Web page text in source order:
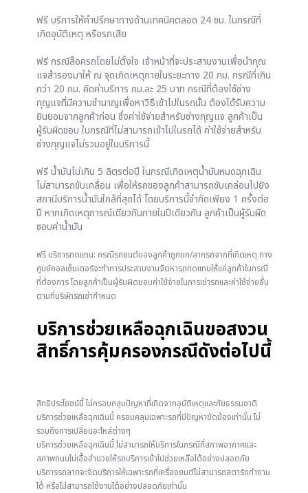
ฟรี บริการให้คำปรึกษาทางด้านเทคนิคตลอด 24 ชม. ในกรณีที่
เกิดอุบัติเหตุ หรือรถเสีย
ฟรี กรณีล็อครถโดยไม่ตั้งใจ เจ้าหน้าที่จะประสานงานเพื่อนำกุณ
แจสำรองมาให้ ณ จุดเกิดเหตุภายในระยะทาง 20 กม. กรณีที่เกิน
กว่า 20 กม. คิดค่าบริการ กม.ละ 25 บาท กรณีที่ต้องใช้ช่าง
กุญแจที่มีความชำนาญเพื่อหาวิธีเข้าไปในรถนั้น ต้องได้รับความ
ยินยอมจากลูกค้าก่อน ซึ่งค่าใช้จ่ายสำหรับช่างกุญแจ ลูกค้าเป็น
ผู้รับผิดชอบ ในกรณีที่ไม่สามารถเข้าไปในรถได้ ค่าใช้จ่ายสำหรับ
ช่างกุญแจไม่รวมอยู่ในบริการนี้
ฟรี น้ำมันไม่เกิน 5 ลิตรต่อปี ในกรณีเกิดเหตุน้ำมันหมดฉุกเฉิน
ไม่สามารถขับเคลื่อน เพื่อให้รถของลูกค้าสามารถขับเคล่อนไปยัง
สถานีบริการน้ำมันใกล้ที่สุดได้ โดยบริการนี้จำกัดเพียง 1 ครั้งต่อ
ปี หากเกิดเหตุการณ์เดียวกันภายในปีเดียวกัน ลูกค้าเป็นผู้รับผิด
ชอบค่าน้ำมัน
ฟรี บริการทดแทน: กรณีรถยนต์ของลูกค้าถูกยก/ลากรถจากที่เกิดเหตุ ทาง
ศูนย์คอลเซ็นเตอร์จะทำการประสานงานจัดหารถทดแทนให้แก่ลูกค้าในกรณี
ที่ต้องการ โดยลูกค้าเป็นผู้รับผิดชอบค่าใช้จ่ายในการเช่ารถและค่าใช้จ่ายอื่น
ตามที่บริษัทรถเช่ากำหนด
บริการช่วยเหลือฉุกเฉินขอสงวน
สิทธิ์การคุ้มครองกรณีดังต่อไปนี้
สิทธิประโยชน์นี้ ไม่ครอบคลุมปัญหาที่เกิดจากอุบัติเหตุและภัยธรรมชาติ
บริการช่วยเหลือฉุกเฉินนี้ ครอบคลุมเฉพาะรถที่มีปัญหาขัดข้องเท่านั้น ไม่
รวมถึงการเปลี่ยนอะไหล่ต่างๆ
บริการช่วยเหลือฉุกเฉินนี้ ไม่สามารถให้บริการในกรณีที่สภาพอากาศและ
สภาพถนนไม่เอื้ออำนวยให้รถบริการเข้าไปช่วยเหลือได้อย่างปลอดภัย
บริการรถลากจะจัดบริการให้เฉพาะรถที่เครื่องยนต์ไม่สามารถสตาร์ททำงาน
ได้ หรือไม่สามารถใช้งานได้อย่างปลอดภัยเท่านั้น